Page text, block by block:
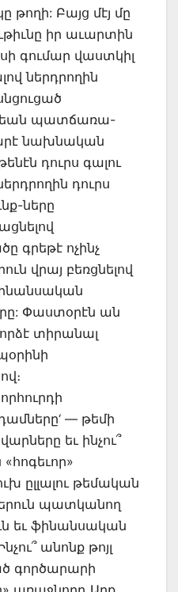
Բայց մէյ մը
իր աւարտին
գումար վաստկիլ
ներդրողին
պատճառա-
նախնական
դուրս գալու
դուրս
ները
գրեթէ ոչինչ
վրայ բեռցնելով
Փաստօրէն ան
տիրանալ
— թեմի
եւ ինչու՞
ըլլալու թեմական
պատկանող
եւ ֆինանսական
անոնք թոյլ
գործարարի